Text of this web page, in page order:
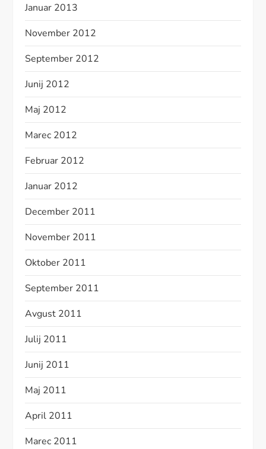
Januar 2013
November 2012
September 2012
Junij 2012
Maj 2012
Marec 2012
Februar 2012
Januar 2012
December 2011
November 2011
Oktober 2011
September 2011
Avgust 2011
Julij 2011
Junij 2011
Maj 2011
April 2011
Marec 2011